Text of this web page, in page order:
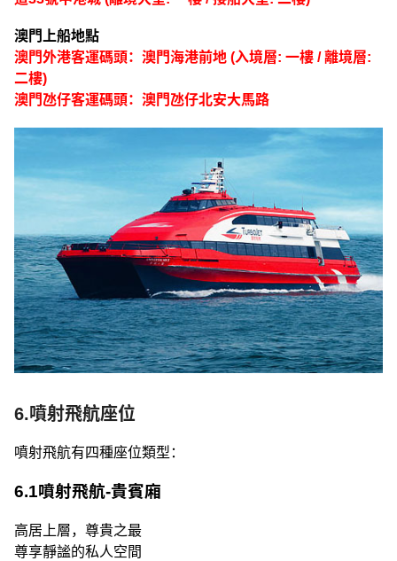
澳門上船地點
澳門外港客運碼頭：澳門海港前地 (入境層: 一樓 / 離境層:
二樓)
澳門氹仔客運碼頭：澳門氹仔北安大馬路
6.噴射飛航座位
噴射飛航有四種座位類型：
6.1噴射飛航-貴賓廂
高居上層，尊貴之最
尊享靜謐的私人空間